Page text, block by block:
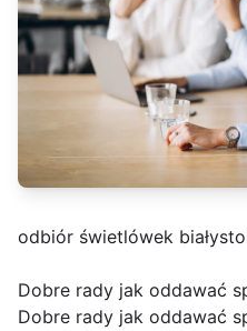
odbiór świetlówek
Dobre rady jak oddawać
Dobre rady jak oddawać